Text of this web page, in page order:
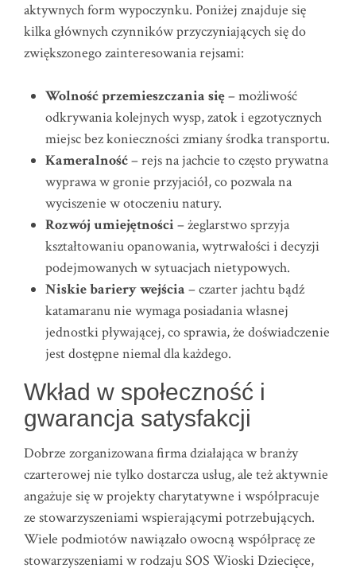
aktywnych form wypoczynku. Poniżej znajduje się
kilka głównych czynników przyczyniających się do
zwiększonego zainteresowania rejsami:
Wolność przemieszczania się– możliwość
odkrywania kolejnych wysp, zatok i egzotycznych
miejsc bez konieczności zmiany środka transportu.
Kameralność– rejs na jachcie to często prywatna
wyprawa w gronie przyjaciół, co pozwala na
wyciszenie w otoczeniu natury.
Rozwój umiejętności – żeglarstwo sprzyja
kształtowaniu opanowania, wytrwałości i decyzji
podejmowanych w sytuacjach nietypowych.
Niskie bariery wejścia – czarter jachtu bądź
katamaranu nie wymaga posiadania własnej
jednostki pływającej, co sprawia, że doświadczenie
jest dostępne niemal dla każdego.
Wkład w społeczność i
gwarancja satysfakcji
Dobrze zorganizowana firma działająca w branży
czarterowej nie tylko dostarcza usług, ale też aktywnie
angażuje się w projekty charytatywne i współpracuje
ze stowarzyszeniami wspierającymi potrzebujących.
Wiele podmiotów nawiązało owocną współpracę ze
stowarzyszeniami w rodzaju SOS Wioski Dziecięce,